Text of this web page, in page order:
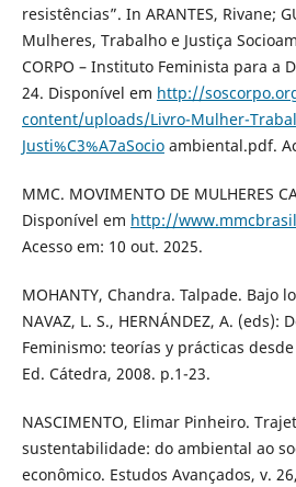
resistências”. In ARANTES, Rivane;
Mulheres, Trabalho e Justiça
CORPO – Instituto Feminista para a
24. Disponível em http://
content/uploads/Livro-Mulher-
Justi%C3%A7aSocioambiental.pdf.
MMC. MOVIMENTO DE MULHERES
Disponível em http://
Acesso em: 10 out. 2025.
MOHANTY, Chandra. Talpade. Bajo
NAVAZ, L. S., HERNÁNDEZ, A. (eds):
Feminismo: teorías y prácticas
Ed. Cátedra, 2008. p.1-23.
NASCIMENTO, Elimar Pinheiro.
sustentabilidade: do ambiental ao
econômico. Estudos Avançados, v.